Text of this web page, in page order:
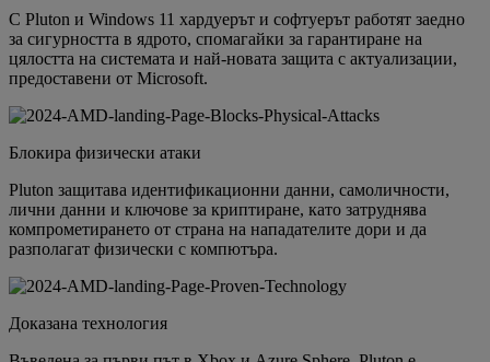
С Pluton и Windows 11 хардуерът и софтуерът работят заедно
за сигурността в ядрото, спомагайки за гарантиране на
цялостта на системата и най-новата защита с актуализации,
предоставени от Microsoft.
Блокира физически атаки
Pluton защитава идентификационни данни, самоличности,
лични данни и ключове за криптиране, като затруднява
компрометирането от страна на нападателите дори и да
разполагат физически с компютъра.
Доказана технология